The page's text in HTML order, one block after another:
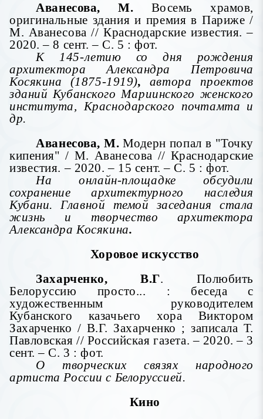
Аванесова, М. Восемь храмов,
оригинальные здания и премия в Париже /
М. Аванесова // Краснодарские известия. –
2020. – 8 сент. – С. 5 : фот.
К 145-летию со дня рождения
архитектора Александра Петровича
Косякина
(1875-1919), автора проектов
зданий Кубанского Мариинского женского
института, Краснодарского почтамта и
др.
Аванесова, М.Модерн попал в "Точку
кипения" / М. Аванесова // Краснодарские
известия. – 2020. – 15 сент. – С. 5 : фот.
На онлайн-площадке обсудили
сохранение архитектурного наследия
Кубани. Главной темой заседания стала
жизнь и творчество архитектора
Александра Косякина.
Хоровое искусство
Захарченко, B.Г. Полюбить
Белоруссию просто... : беседа с
художественным руководителем
Кубанского казачьего хора Виктором
Захарченко / B.Г. Захарченко ; записала Т.
Павловская // Российская газета. – 2020. – 3
сент. – С. 3 : фот.
О творческих связях народного
артиста России с Белоруссией.
Кино